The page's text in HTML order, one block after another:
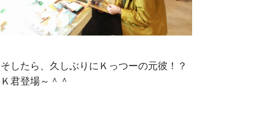
そしたら、久しぶりにＫっつーの元彼！？
Ｋ君登場～＾＾